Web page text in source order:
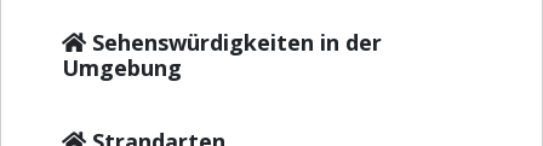
Sehenswürdigkeiten in der
Umgebung